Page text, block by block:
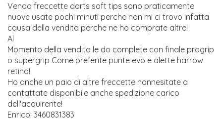
Vendo freccette darts soft tips sono praticamente
nuove usate pochi minuti perche non mi ci trovo infatta
causa della vendita perche ne ho comprate altre!
Al
Momento della vendita le do complete con finale progrip
o supergrip Come preferite punte evo e alette harrow
retina!
Ho anche un paio di altre freccette nonnesitate a
contattate disponibile anche spedizione carico
dell'acquirente!
Enrico: 3460831383